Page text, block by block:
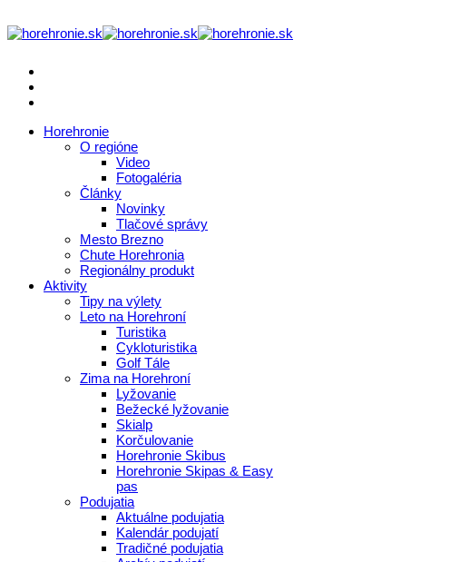
Horehronie
O regióne
Video
Fotogaléria
Články
Novinky
Tlačové správy
Mesto Brezno
Chute Horehronia
Regionálny produkt
Aktivity
Tipy na výlety
Leto na Horehroní
Turistika
Cykloturistika
Golf Tále
Zima na Horehroní
Lyžovanie
Bežecké lyžovanie
Skialp
Korčulovanie
Horehronie Skibus
Horehronie Skipas & Easy
pas
Podujatia
Aktuálne podujatia
Kalendár podujatí
Tradičné podujatia